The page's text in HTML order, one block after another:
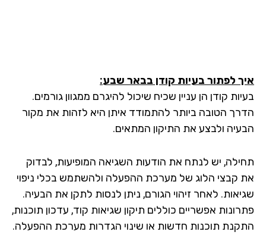
לפתור בעיות קודן בבאר שבע:
קודן הן עניין שכיח שיכול להיגרם ממגוון גורמים.
הטובה ביותר להתמודד איתן היא לזהות את מקור
ולבצע את התיקון המתאים.
יש לנתח את הודעות השגיאה המופיעות, לבדוק
קבצי הלוג של מערכת ההפעלה ולהשתמש בכלי ניפוי
לאחר זיהוי הגורם, ניתן לנסות לתקן את הבעיה.
אפשריים כוללים תיקון שגיאות קוד, עדכון תוכנות,
תוכנות חדשות או שינוי הגדרות מערכת ההפעלה.